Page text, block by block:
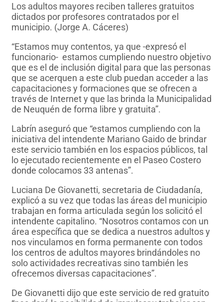
Los adultos mayores reciben talleres gratuitos
dictados por profesores contratados por el
municipio. (Jorge A. Cáceres)
“Estamos muy contentos, ya que -expresó el
funcionario- estamos cumpliendo nuestro objetivo
que es el de inclusión digital para que las personas
que se acerquen a este club puedan acceder a las
capacitaciones y formaciones que se ofrecen a
través de Internet y que las brinda la Municipalidad
de Neuquén de forma libre y gratuita”.
Labrín aseguró que “estamos cumpliendo con la
iniciativa del intendente Mariano Gaido de brindar
este servicio también en los espacios públicos, tal
lo ejecutado recientemente en el Paseo Costero
donde colocamos 33 antenas”.
Luciana De Giovanetti, secretaria de Ciudadanía,
explicó a su vez que todas las áreas del municipio
trabajan en forma articulada según los solicitó el
intendente capitalino. “Nosotros contamos con un
área específica que se dedica a nuestros adultos y
nos vinculamos en forma permanente con todos
los centros de adultos mayores brindándoles no
solo actividades recreativas sino también les
ofrecemos diversas capacitaciones”.
De Giovanetti dijo que este servicio de red gratuito